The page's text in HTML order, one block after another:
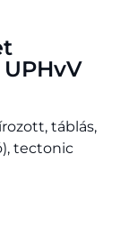
táblás,
tectonic